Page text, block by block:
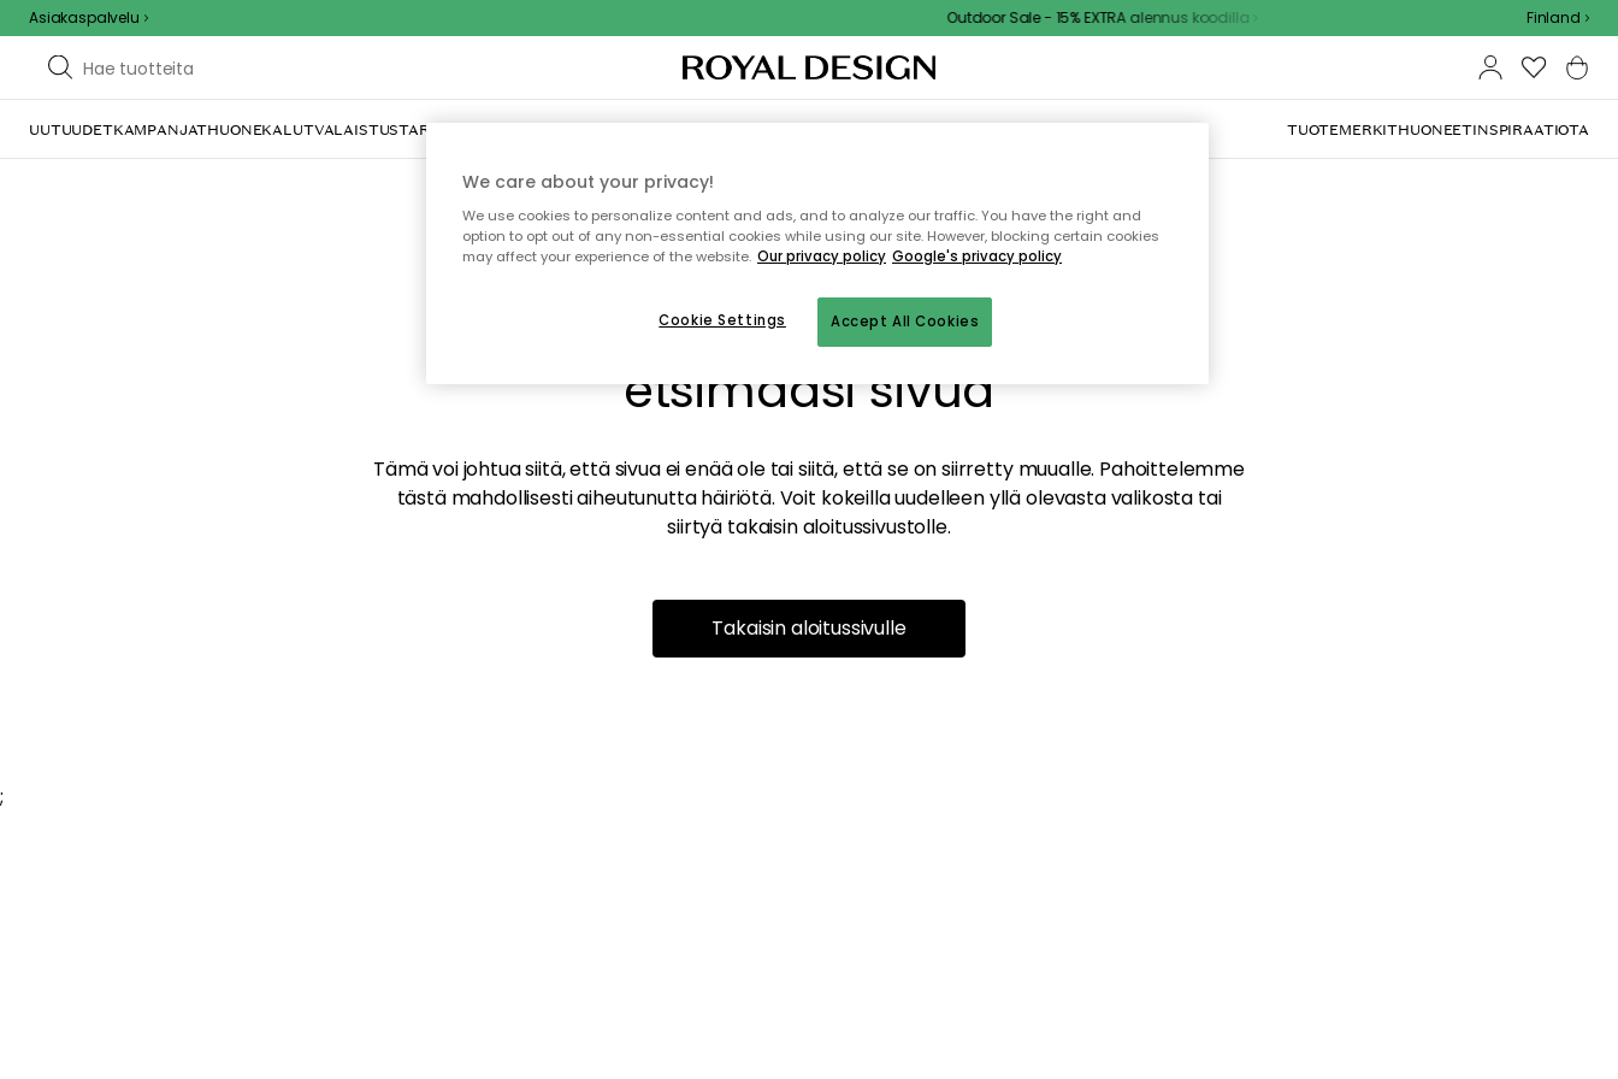
Asiakaspalvelu Outdoor Sale - 15% EXTRA alennus koodilla Finland
UUTUUDETKAMPANJATHUONEKALUTVALAISTUSTARJOILU JA KATTAUSSISUSTUSTEKSTIILIT & MATOTKEITTIÖSÄILYTYSULKOKALUSTEET TUOTEMERKITHUONEETINSPIRAATIOTA
Emme valitettavasti löydä
etsimääsi sivua
Tämä voi johtua siitä, että sivua ei enää ole tai siitä, että se on siirretty muualle. Pahoittelemme
tästä mahdollisesti aiheutunutta häiriötä. Voit kokeilla uudelleen yllä olevasta valikosta tai
siirtyä takaisin aloitussivustolle.
Takaisin aloitussivulle
;
We care about your privacy!
We use cookies to personalize content and ads, and to analyze our traffic. You have the right and
option to opt out of any non-essential cookies while using our site. However, blocking certain cookies
may affect your experience of the website. Our privacy policy Google's privacy policy
Accept All Cookies
Cookie Settings